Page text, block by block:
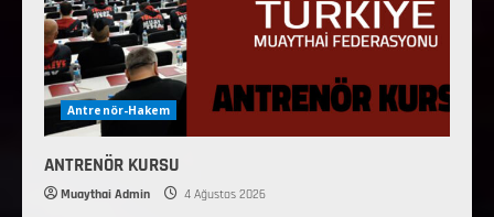
Antrenör-Hakem
ANTRENÖR KURSU
Muaythai Admin 4 Ağustos 2026